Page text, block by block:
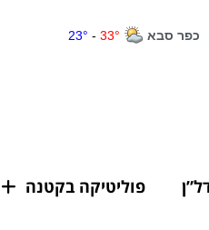
פוליטיקה בקטנה